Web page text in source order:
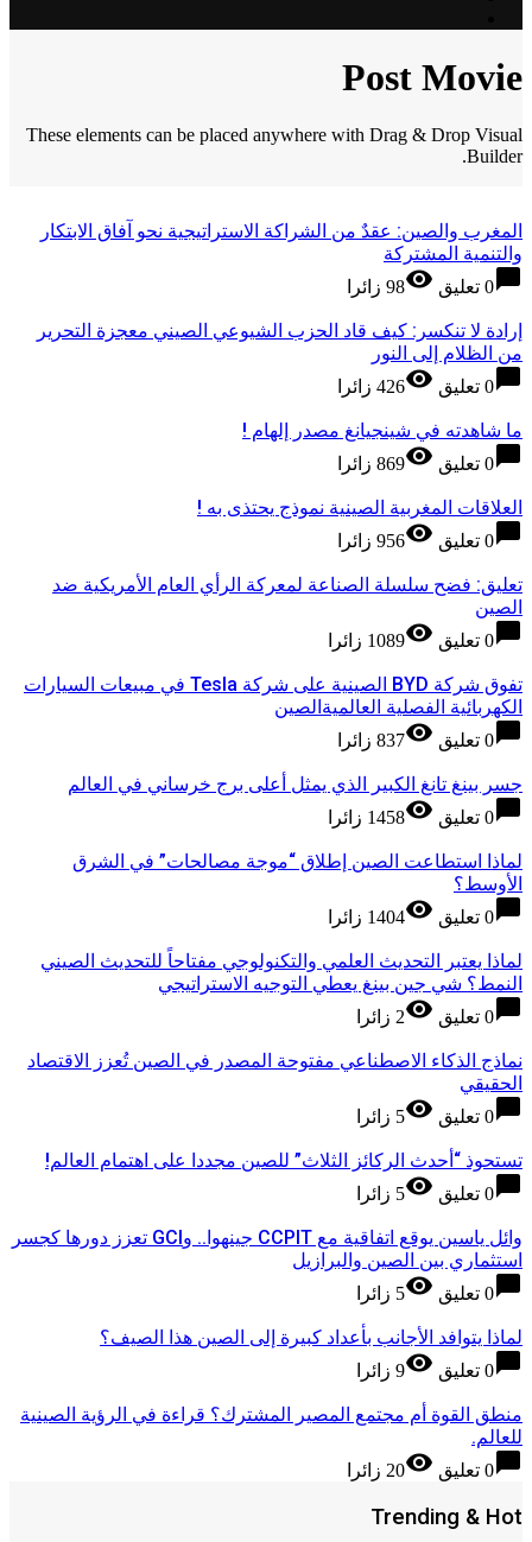
Post Movie
These elements can be placed anywhere with Drag & Drop Visual
Builder.
المغرب والصين: عقدٌ من الشراكة الاستراتيجية نحو آفاق الابتكار
والتنمية المشتركة
chat_bubble0 تعليق visibility98 زائرا
إرادة لا تنكسر: كيف قاد الحزب الشيوعي الصيني معجزة التحرير
من الظلام إلى النور
chat_bubble0 تعليق visibility426 زائرا
ما شاهدته في شينجيانغ مصدر إلهام !
chat_bubble0 تعليق visibility869 زائرا
العلاقات المغربية الصينية نموذج يحتذى به !
chat_bubble0 تعليق visibility956 زائرا
تعليق: فضح سلسلة الصناعة لمعركة الرأي العام الأمريكية ضد
الصين
chat_bubble0 تعليق visibility1089 زائرا
تفوق شركة BYD الصينية على شركة Tesla في مبيعات السيارات
الكهربائية الفصلية العالميةالصين
chat_bubble0 تعليق visibility837 زائرا
جسر بينغ تانغ الكبير الذي يمثل أعلى برج خرساني في العالم
chat_bubble0 تعليق visibility1458 زائرا
لماذا استطاعت الصين إطلاق “موجة مصالحات” في الشرق
الأوسط؟
chat_bubble0 تعليق visibility1404 زائرا
لماذا يعتبر التحديث العلمي والتكنولوجي مفتاحاً للتحديث الصيني
النمط؟ شي جين بينغ يعطي التوجيه الاستراتيجي
chat_bubble0 تعليق visibility2 زائرا
نماذج الذكاء الاصطناعي مفتوحة المصدر في الصين تُعزز الاقتصاد
الحقيقي
chat_bubble0 تعليق visibility5 زائرا
تستحوذ “أحدث الركائز الثلاث” للصين مجددا على اهتمام العالم!
chat_bubble0 تعليق visibility5 زائرا
وائل ياسين يوقع اتفاقية مع CCPIT جينهوا.. وGCI تعزز دورها كجسر
استثماري بين الصين والبرازيل
chat_bubble0 تعليق visibility5 زائرا
لماذا يتوافد الأجانب بأعداد كبيرة إلى الصين هذا الصيف؟
chat_bubble0 تعليق visibility9 زائرا
منطق القوة أم مجتمع المصير المشترك؟ قراءة في الرؤية الصينية
للعالم.
chat_bubble0 تعليق visibility20 زائرا
Trending & Hot